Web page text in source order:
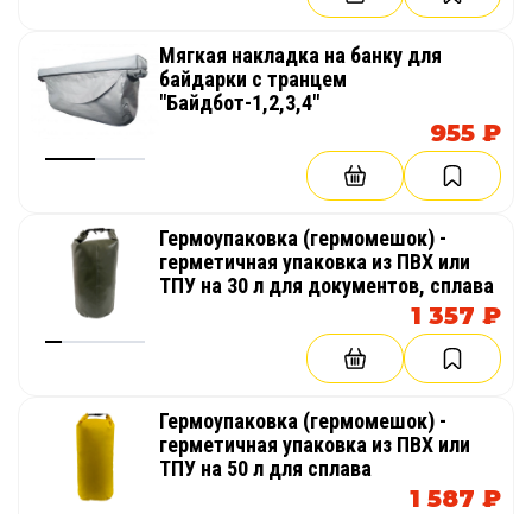
Мягкая накладка на банку для
байдарки с транцем
"Байдбот-1,2,3,4"
955 ₽
Гермоупаковка (гермомешок) -
герметичная упаковка из ПВХ или
ТПУ на 30 л для документов, сплава
1 357 ₽
Гермоупаковка (гермомешок) -
герметичная упаковка из ПВХ или
ТПУ на 50 л для сплава
1 587 ₽